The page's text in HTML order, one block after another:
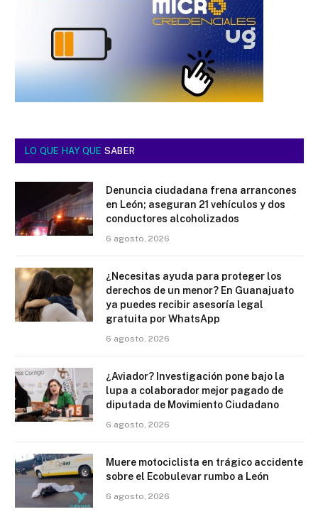
LO QUE HAY QUE SABER
Denuncia ciudadana frena arrancones
en León; aseguran 21 vehículos y dos
conductores alcoholizados
6 agosto, 2026
¿Necesitas ayuda para proteger los
derechos de un menor? En Guanajuato
ya puedes recibir asesoría legal
gratuita por WhatsApp
6 agosto, 2026
¿Aviador? Investigación pone bajo la
lupa a colaborador mejor pagado de
diputada de Movimiento Ciudadano
6 agosto, 2026
Muere motociclista en trágico accidente
sobre el Ecobulevar rumbo a León
6 agosto, 2026